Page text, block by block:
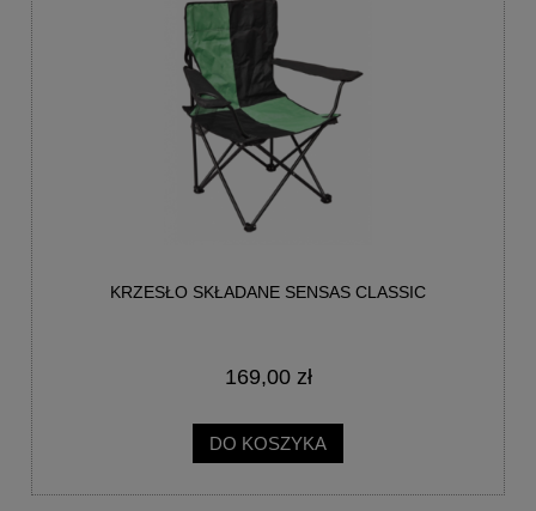
KRZESŁO SKŁADANE SENSAS CLASSIC
169,00 zł
DO KOSZYKA